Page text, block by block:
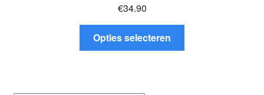
€34.90
Opties selecteren